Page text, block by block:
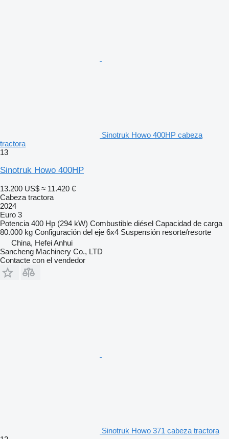
Sinotruk Howo 400HP cabeza
tractora
13
Sinotruk Howo 400HP
13.200 US$ ≈ 11.420 €
Cabeza tractora
2024
Euro 3
Potencia 400 Hp (294 kW) Combustible diésel Capacidad de carga
80.000 kg Configuración del eje 6x4 Suspensión resorte/resorte
China, Hefei Anhui
Sancheng Machinery Co., LTD
Contacte con el vendedor
Sinotruk Howo 371 cabeza tractora